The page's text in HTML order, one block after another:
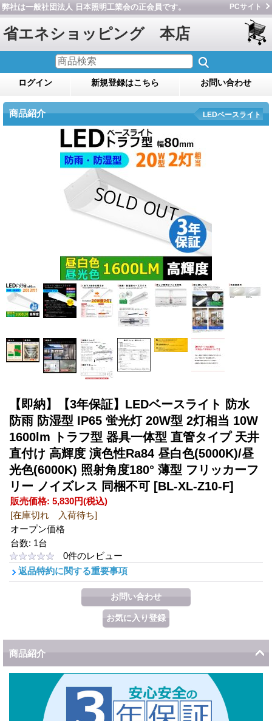
弊社は一般社団法人 日本照明工業会の正会員です。 PCサイト
省エネショッピング 本店
ログイン 新規登録はこちら お問い合わせ
商品紹介 LEDベースライト
【即納】【3年保証】LEDベースライト 防水
防雨 防湿型 IP65 蛍光灯 20W型 2灯相当 10W
1600lm トラフ型 器具一体型 直管タイプ 天井
直付け 高輝度 演色性Ra84 昼白色(5000K)/昼
光色(6000K) 照射角度180° 薄型 フリッカーフ
リー ノイズレス 同梱不可 [BL-XL-Z10-F]
販売価格: 5,830円(税込)
[在庫切れ 入荷待ち]
オープン価格
台数: 1台
0件のレビュー
返品特約に関する重要事項
商品紹介